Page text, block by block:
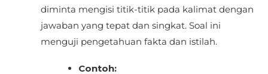
diminta mengisi titik-titik pada kalimat dengan
jawaban yang tepat dan singkat. Soal ini
menguji pengetahuan fakta dan istilah.
Contoh: